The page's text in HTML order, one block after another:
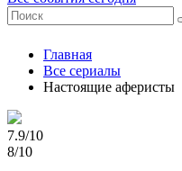
Главная
Все сериалы
Настоящие аферисты
7.9/10
8/10